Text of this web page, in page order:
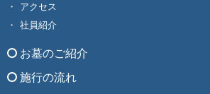
アクセス
社員紹介
お墓のご紹介
施行の流れ